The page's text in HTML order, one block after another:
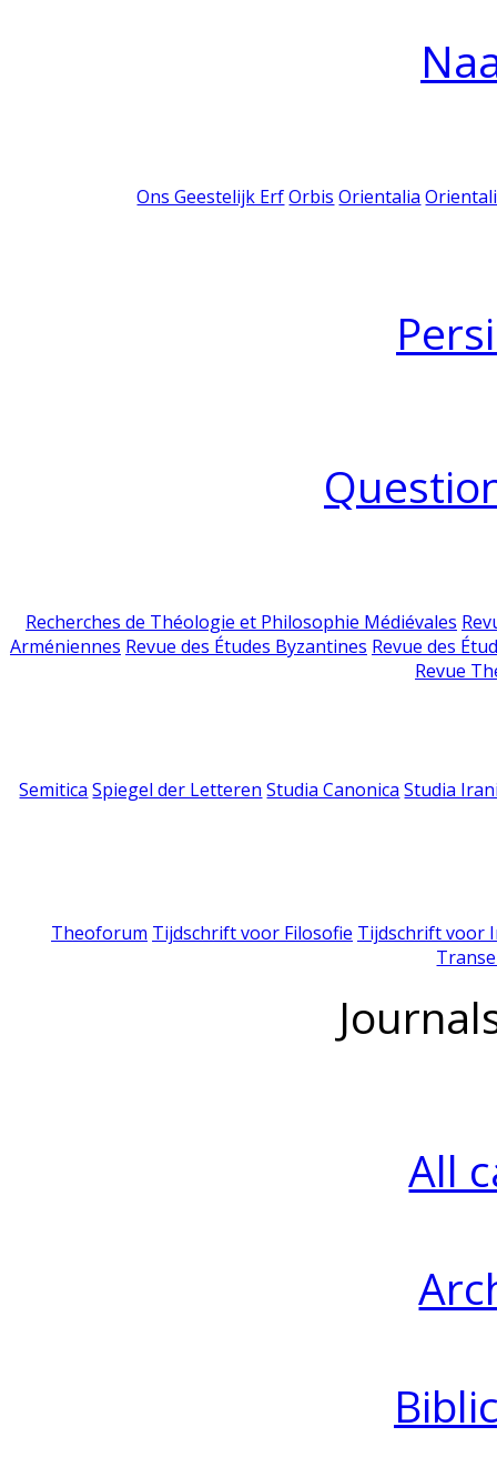
Ons Geestelijk Erf Orbis Orientalia
Recherches de Théologie et Philosophie Médiévales
Arméniennes Revue des Études Byzantines Revue des
Revue
Semitica Spiegel der Letteren Studia Canonica Studia
Theoforum Tijdschrift voor Filosofie Tijdschrift voor
All